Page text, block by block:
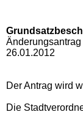
26.01.2012
Der Antrag wird
Die